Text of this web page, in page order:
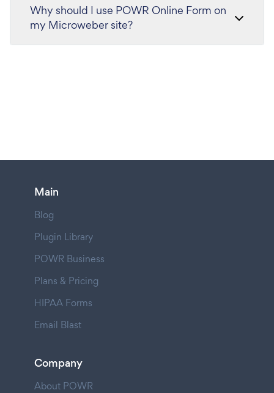
Why should I use POWR Online Form on
my Microweber site?
Main
Blog
Plugin Library
POWR Business
Plans & Pricing
HIPAA Forms
Email Blast
Company
About POWR